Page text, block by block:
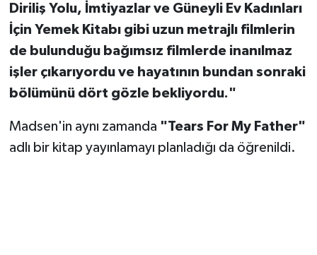
Diriliş Yolu, İmtiyazlar ve Güneyli Ev Kadınları
İçin Yemek Kitabı gibi uzun metrajlı filmlerin
de bulunduğu bağımsız filmlerde inanılmaz
işler çıkarıyordu ve hayatının bundan sonraki
bölümünü dört gözle bekliyordu."
Madsen'in aynı zamanda "Tears For My Father"
adlı bir kitap yayınlamayı planladığı da öğrenildi.